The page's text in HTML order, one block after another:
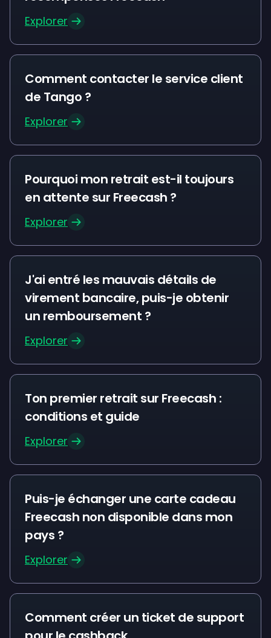
Explorer
Comment contacter le service client
de Tango ?
Explorer
Pourquoi mon retrait est-il toujours
en attente sur Freecash ?
Explorer
J'ai entré les mauvais détails de
virement bancaire, puis-je obtenir
un remboursement ?
Explorer
Ton premier retrait sur Freecash :
conditions et guide
Explorer
Puis-je échanger une carte cadeau
Freecash non disponible dans mon
pays ?
Explorer
Comment créer un ticket de support